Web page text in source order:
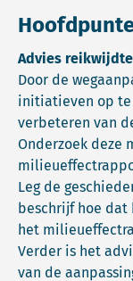
Advies
Door de
initiatieven op te
verbeteren van
Onderzoek deze
Leg de
beschrijf hoe
het
Verder is het
van de